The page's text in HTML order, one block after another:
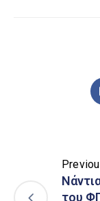
του